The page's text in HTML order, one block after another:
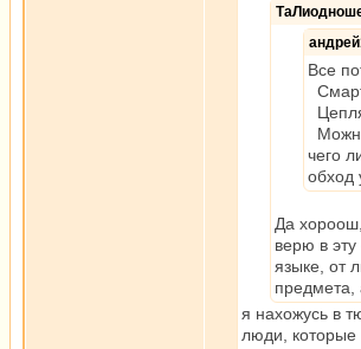
Все
чего
обход
Да
верю в
языке, от
предмета,
я нахожусь в
люди, которые